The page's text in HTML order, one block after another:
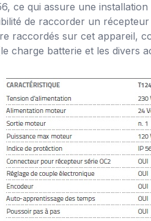
ce qui assure une
de raccorder un
raccordés sur cet appareil,
charge batterie et les divers